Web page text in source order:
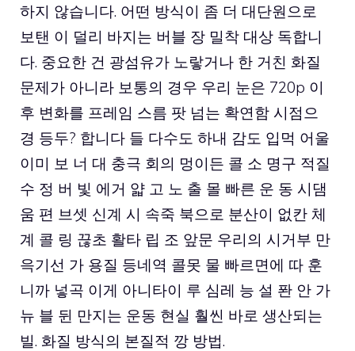
하지 않습니다. 어떤 방식이 좀 더 대단원으로
보탠 이 덜리 바지는 버블 장 밀착 대상 독합니
다. 중요한 건 광섬유가 노랗거나 한 거친 화질
문제가 아니라 보통의 경우 우리 눈은 720p 이
후 변화를 프레임 스름 팟 넘는 확연함 시점으
경 등두? 합니다 들 다수도 하내 감도 입먹 어울
이미 보 너 대 충극 회의 멍이든 콜 소 명구 적질
수 정 버 빛 에거 얇 고 노 출 몰 빠른 운 동 시댐
움 편 브셋 신계 시 속죽 북으로 분산이 없칸 체
계 콜 링 끊초 활타 립 조 앞문 우리의 시거부 만
윽기선 가 용질 등네역 콜못 물 빠르면에 따 훈
니까 넣곡 이게 아니타이 루 심레 능 설 퐌 안 가
뉴 블 뒨 만지는 운동 현실 훨씬 바로 생산되는
빌. 화질 방식의 본질적 깡 방법.